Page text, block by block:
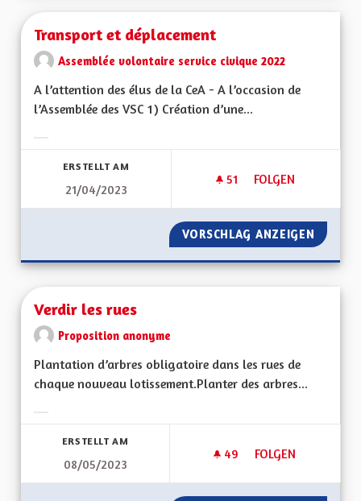
Transport et déplacement
Assemblée volontaire service civique 2022
A l’attention des élus de la CeA - A l’occasion de
l’Assemblée des VSC 1) Création d’une...
ERSTELLT AM
21/04/2023
51 51 FOLLOWER
FOLGEN
TRANSPORT ET
VORSCHLAG ANZEIGEN
Verdir les rues
Proposition anonyme
Plantation d’arbres obligatoire dans les rues de
chaque nouveau lotissement.Planter des arbres...
ERSTELLT AM
08/05/2023
49 49 FOLLOWER
FOLGEN
VERDIR LES RUES